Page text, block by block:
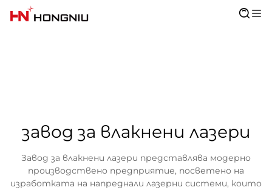
завод за влакнени лазери
Завод за влакнени лазери представлява модерно
производствено предприятие, посветено на
изработката на напреднали лазерни системи, които